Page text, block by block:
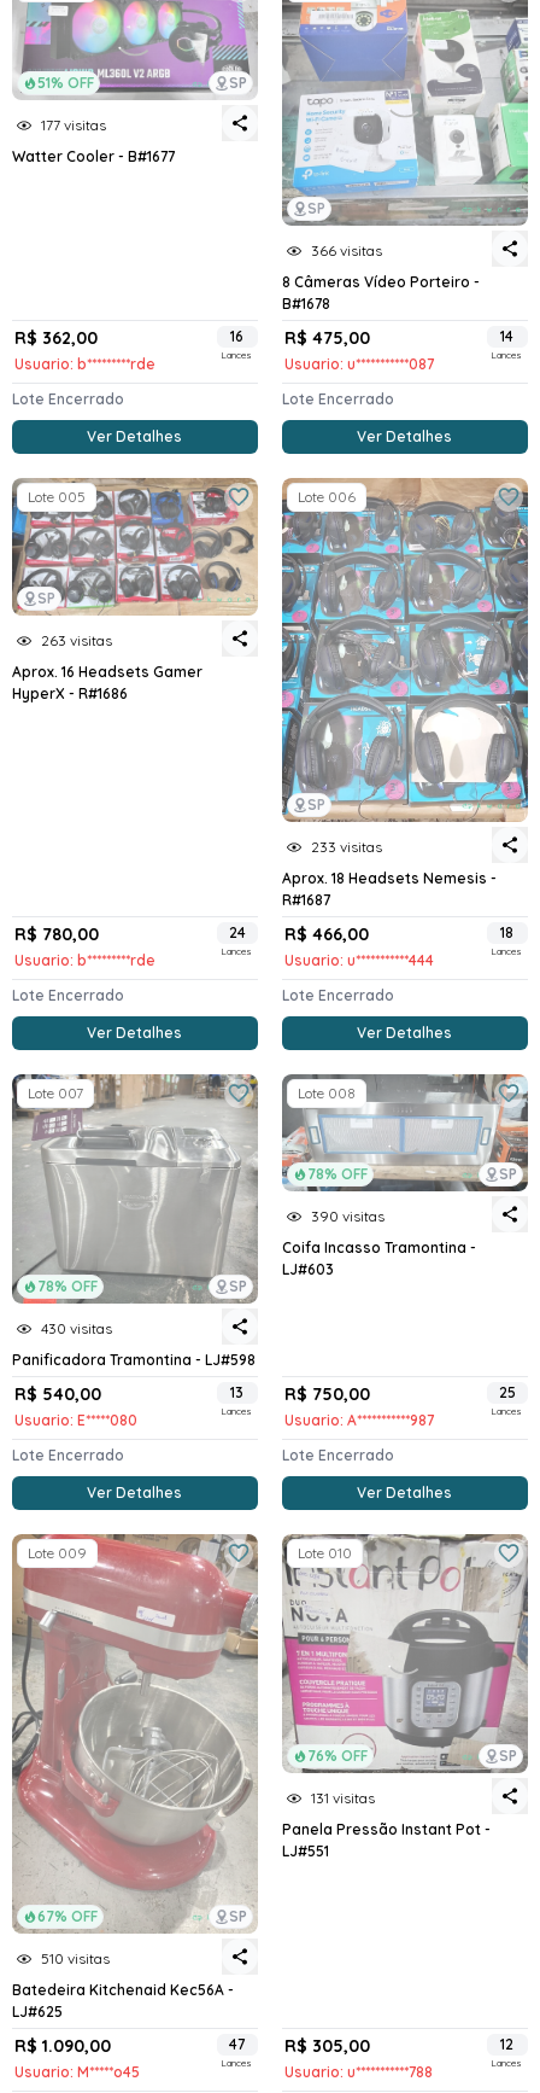
51% OFF SP
177 visitas
Watter Cooler - B#1677
R$ 362,00
Usuario: b*********rde
16
Lances
Lote Encerrado
Ver Detalhes
SP
366 visitas
8 Câmeras Vídeo Porteiro -
B#1678
R$ 475,00
Usuario: u***********087
14
Lances
Lote Encerrado
Ver Detalhes
SP
Lote 005
263 visitas
Aprox. 16 Headsets Gamer
HyperX - R#1686
R$ 780,00
Usuario: b*********rde
24
Lances
Lote Encerrado
Ver Detalhes
SP
Lote 006
233 visitas
Aprox. 18 Headsets Nemesis -
R#1687
R$ 466,00
Usuario: u***********444
18
Lances
Lote Encerrado
Ver Detalhes
78% OFF SP
Lote 007
430 visitas
Panificadora Tramontina - LJ#598
R$ 540,00
Usuario: E*****080
13
Lances
Lote Encerrado
Ver Detalhes
78% OFF SP
Lote 008
390 visitas
Coifa Incasso Tramontina -
LJ#603
R$ 750,00
Usuario: A***********987
25
Lances
Lote Encerrado
Ver Detalhes
67% OFF SP
Lote 009
510 visitas
Batedeira Kitchenaid Kec56A -
LJ#625
R$ 1.090,00
Usuario: M*****o45
47
Lances
76% OFF SP
Lote 010
131 visitas
Panela Pressão Instant Pot -
LJ#551
R$ 305,00
Usuario: u***********788
12
Lances